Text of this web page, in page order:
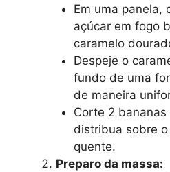
Em uma panela,
açúcar em fogo
caramelo
Despeje o
fundo de uma
de maneira
Corte 2
distribua sobre
quente.
Preparo da massa: